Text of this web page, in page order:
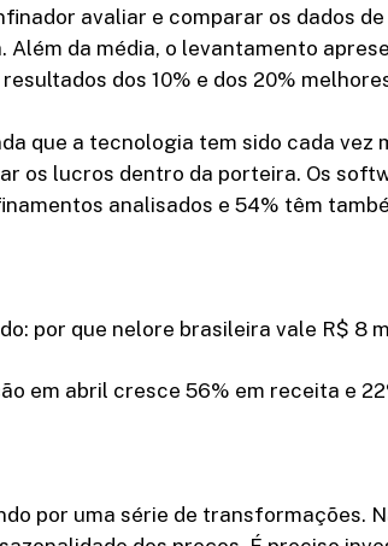
avaliar e comparar os dados de
Além da média, o levantamento
dos 10% e dos 20%
que a tecnologia tem sido cada vez
os lucros dentro da porteira. Os
analisados e 54% têm
por que nelore brasileira vale R$ 8
em abril cresce 56% em receita e
por uma série de transformações.